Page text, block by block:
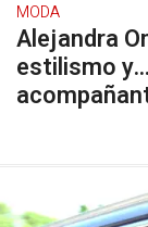
MODA
Alejandra
estilismo